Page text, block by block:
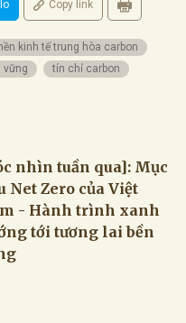
Copy link
kinh tế trung hòa carbon
vững
tín chỉ carbon
nhìn tuần qua]: Mục
Net Zero của Việt
- Hành trình xanh
tới tương lai bền